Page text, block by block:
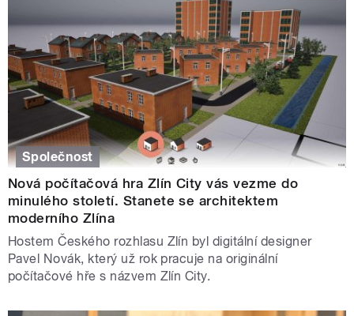
Společnost
Nová počítačová hra Zlín City vás vezme do
minulého století. Stanete se architektem
moderního Zlína
Hostem Českého rozhlasu Zlín byl digitální designer
Pavel Novák, který už rok pracuje na originální
počítačové hře s názvem Zlín City.